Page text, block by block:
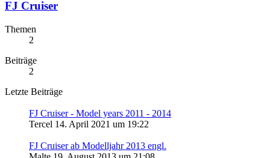
FJ Cruiser
Themen
2
Beiträge
2
Letzte Beiträge
FJ Cruiser - Model years 2011 - 2014
Tercel 14. April 2021 um 19:22
FJ Cruiser ab Modelljahr 2013 engl.